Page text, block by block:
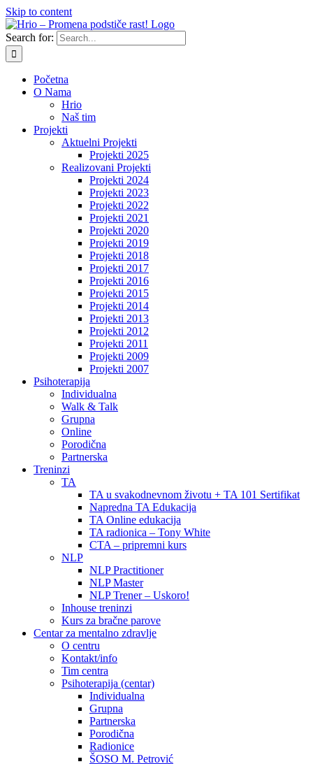
Skip to content
Search for:
Početna
O Nama
Hrio
Naš tim
Projekti
Aktuelni Projekti
Projekti 2025
Realizovani Projekti
Projekti 2024
Projekti 2023
Projekti 2022
Projekti 2021
Projekti 2020
Projekti 2019
Projekti 2018
Projekti 2017
Projekti 2016
Projekti 2015
Projekti 2014
Projekti 2013
Projekti 2012
Projekti 2011
Projekti 2009
Projekti 2007
Psihoterapija
Individualna
Walk & Talk
Grupna
Online
Porodična
Partnerska
Treninzi
TA
TA u svakodnevnom životu + TA 101 Sertifikat
Napredna TA Edukacija
TA Online edukacija
TA radionica – Tony White
CTA – pripremni kurs
NLP
NLP Practitioner
NLP Master
NLP Trener – Uskoro!
Inhouse treninzi
Kurs za bračne parove
Centar za mentalno zdravlje
O centru
Kontakt/info
Tim centra
Psihoterapija (centar)
Individualna
Grupna
Partnerska
Porodična
Radionice
ŠOSO M. Petrović